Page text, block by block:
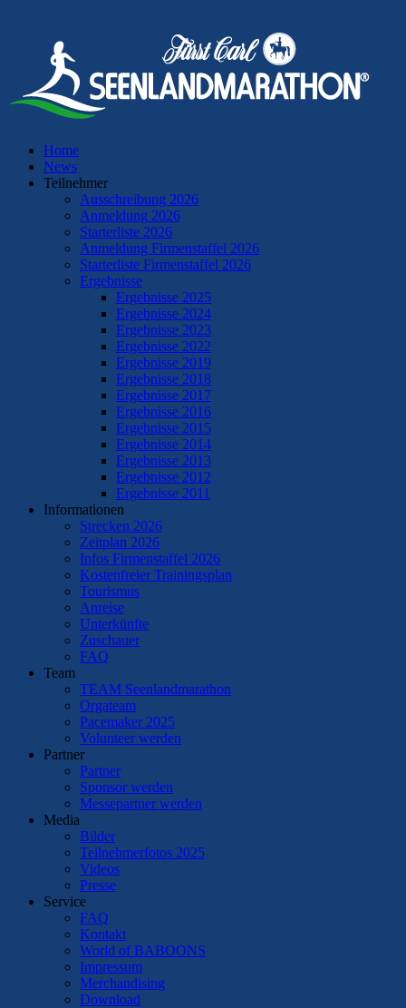
Home
News
Teilnehmer
Ausschreibung 2026
Anmeldung 2026
Starterliste 2026
Anmeldung Firmenstaffel 2026
Starterliste Firmenstaffel 2026
Ergebnisse
Ergebnisse 2025
Ergebnisse 2024
Ergebnisse 2023
Ergebnisse 2022
Ergebnisse 2019
Ergebnisse 2018
Ergebnisse 2017
Ergebnisse 2016
Ergebnisse 2015
Ergebnisse 2014
Ergebnisse 2013
Ergebnisse 2012
Ergebnisse 2011
Informationen
Strecken 2026
Zeitplan 2026
Infos Firmenstaffel 2026
Kostenfreier Trainingsplan
Tourismus
Anreise
Unterkünfte
Zuschauer
FAQ
Team
TEAM Seenlandmarathon
Orgateam
Pacemaker 2025
Volunteer werden
Partner
Partner
Sponsor werden
Messepartner werden
Media
Bilder
Teilnehmerfotos 2025
Videos
Presse
Service
FAQ
Kontakt
World of BABOONS
Impressum
Merchandising
Download